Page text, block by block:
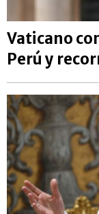
Vaticano
Perú y